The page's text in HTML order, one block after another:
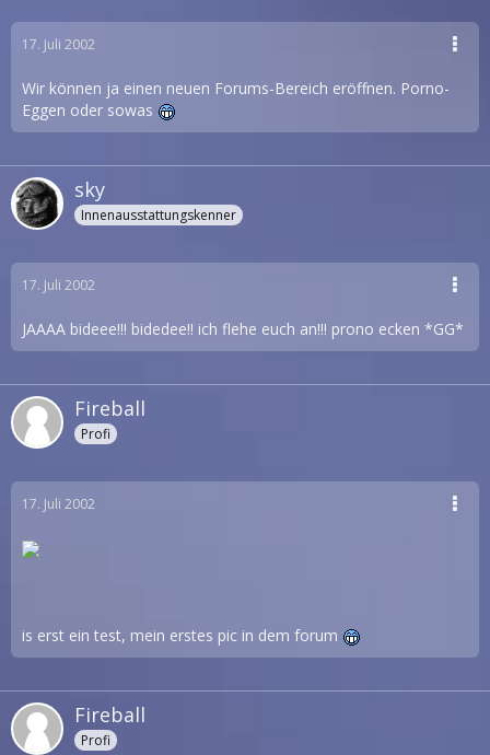
17. Juli 2002
Wir können ja einen neuen Forums-Bereich eröffnen. Porno-
Eggen oder sowas
sky
Innenausstattungskenner
17. Juli 2002
JAAAA bideee!!! bidedee!! ich flehe euch an!!! prono ecken *GG*
Fireball
Profi
17. Juli 2002
is erst ein test, mein erstes pic in dem forum
Fireball
Profi